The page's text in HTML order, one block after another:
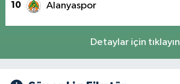
10 Alanyaspor
Detaylar için tıklayın